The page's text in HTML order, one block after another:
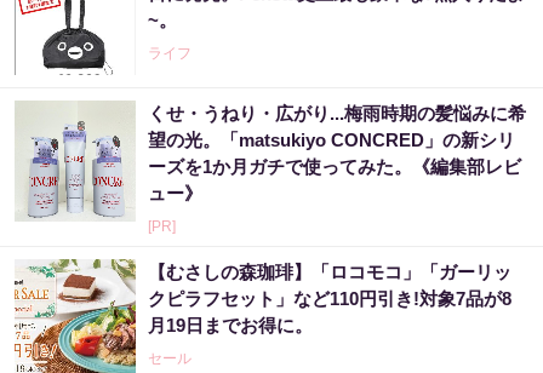
~。
ライフ
くせ・うねり・広がり...梅雨時期の髪悩みに希
望の光。「matsukiyo CONCRED」の新シリ
ーズを1か月ガチで使ってみた。《編集部レビ
ュー》
[PR]
【むさしの森珈琲】「ロコモコ」「ガーリッ
クピラフセット」など110円引き!対象7品が8
月19日までお得に。
セール